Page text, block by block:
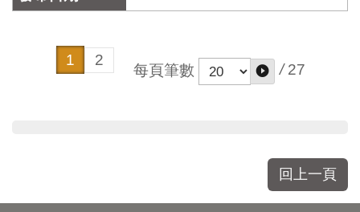
1 2
每頁筆數 / 27
回上一頁